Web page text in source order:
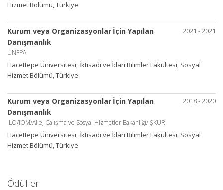
Hizmet Bölümü, Türkiye
2021 - 2021
Kurum veya Organizasyonlar İçin Yapılan
Danışmanlık
UNFPA
Hacettepe Üniversitesi, İktisadi ve İdari Bilimler Fakültesi, Sosyal
Hizmet Bölümü, Türkiye
2018 - 2020
Kurum veya Organizasyonlar İçin Yapılan
Danışmanlık
ILO/IOM/Aile, Çalışma ve Sosyal Hizmetler Bakanlığı/İŞKUR
Hacettepe Üniversitesi, İktisadi ve İdari Bilimler Fakültesi, Sosyal
Hizmet Bölümü, Türkiye
Ödüller